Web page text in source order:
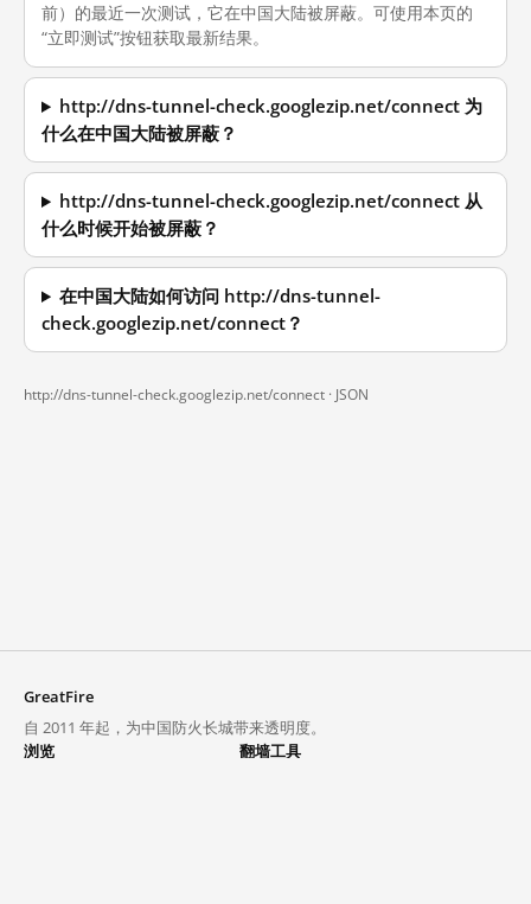
前）的最近一次测试，它在中国大陆被屏蔽。可使用本页的
“立即测试”按钮获取最新结果。
http://dns-tunnel-check.googlezip.net/connect 为
什么在中国大陆被屏蔽？
http://dns-tunnel-check.googlezip.net/connect 从
什么时候开始被屏蔽？
在中国大陆如何访问 http://dns-tunnel-
check.googlezip.net/connect？
http://dns-tunnel-check.googlezip.net/connect · JSON
GreatFire
自 2011 年起，为中国防火长城带来透明度。
浏览
翻墙工具